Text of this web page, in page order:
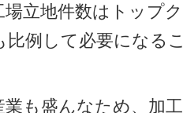
場立地件数はトップ
比例して必要になる
業も盛んなため、加